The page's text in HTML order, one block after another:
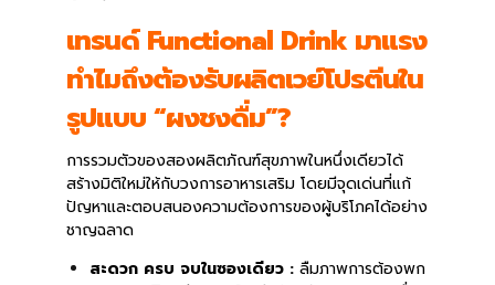
เทรนด์ Functional Drink มาแรง
ทำไมถึงต้องรับผลิตเวย์โปรตีนใน
รูปแบบ “ผงชงดื่ม”?
การรวมตัวของสองผลิตภัณฑ์สุขภาพในหนึ่งเดียวได้
สร้างมิติใหม่ให้กับวงการอาหารเสริม โดยมีจุดเด่นที่แก้
ปัญหาและตอบสนองความต้องการของผู้บริโภคได้อย่าง
ชาญฉลาด
สะดวก ครบ จบในซองเดียว : ลืมภาพการต้องพก